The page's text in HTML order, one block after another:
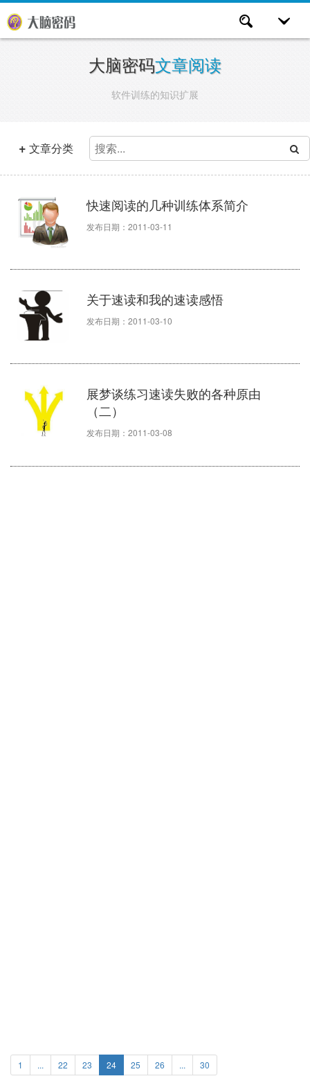
大脑密码文章阅读
软件训练的知识扩展
+ 文章分类
快速阅读的几种训练体系简介
发布日期：2011-03-11
关于速读和我的速读感悟
发布日期：2011-03-10
展梦谈练习速读失败的各种原由
（二）
发布日期：2011-03-08
1 ... 22 23 24 25 26 ... 30